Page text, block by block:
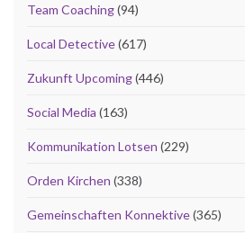
Team Coaching(94)
Local Detective(617)
Zukunft Upcoming(446)
Social Media (163)
Kommunikation Lotsen (229)
Orden Kirchen (338)
Gemeinschaften Konnektive(365)